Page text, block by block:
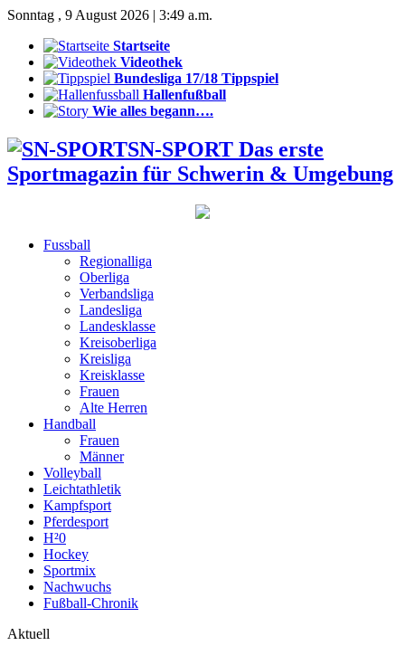
Sonntag , 9 August 2026 | 3:49 a.m.
Startseite
Videothek
Bundesliga 17/18 Tippspiel
Hallenfußball
Wie alles begann….
SN-SPORT Das erste
Sportmagazin für Schwerin & Umgebung
Fussball
Regionalliga
Oberliga
Verbandsliga
Landesliga
Landesklasse
Kreisoberliga
Kreisliga
Kreisklasse
Frauen
Alte Herren
Handball
Frauen
Männer
Volleyball
Leichtathletik
Kampfsport
Pferdesport
H²0
Hockey
Sportmix
Nachwuchs
Fußball-Chronik
Aktuell